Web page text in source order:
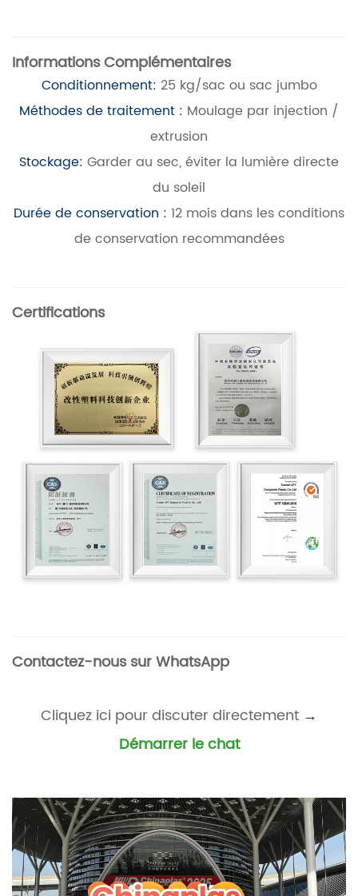
Informations Complémentaires
Conditionnement: 25 kg/sac ou sac jumbo
Méthodes de traitement : Moulage par injection /
extrusion
Stockage: Garder au sec, éviter la lumière directe
du soleil
Durée de conservation : 12 mois dans les conditions
de conservation recommandées
Certifications
Contactez-nous sur WhatsApp
Cliquez ici pour discuter directement →
Démarrer le chat